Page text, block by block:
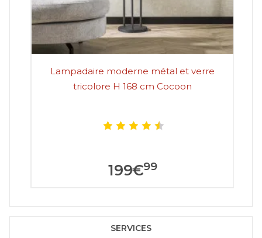
Lampadaire moderne métal et verre
tricolore H 168 cm Cocoon
199€99
SERVICES